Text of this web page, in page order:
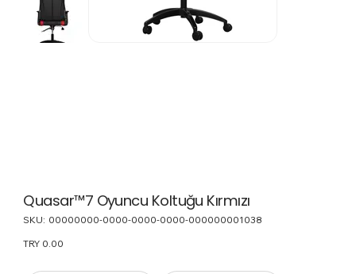
Quasar™7 Oyuncu Koltuğu Kırmızı
SKU: SKU
0000-
00000000-0000-0000-0000-000000001038
Price
TRY 0.00